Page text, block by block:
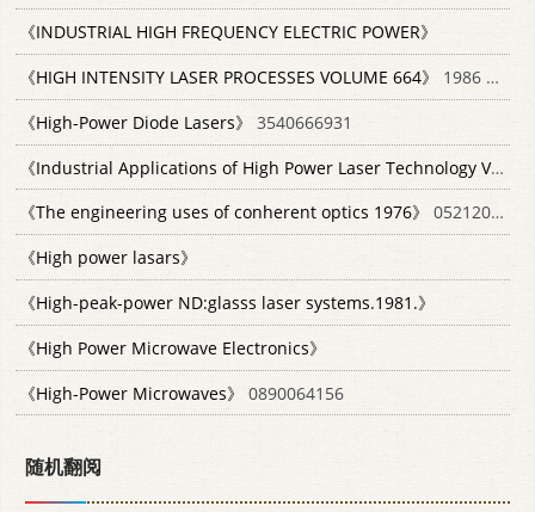
《INDUSTRIAL HIGH FREQUENCY ELECTRIC POWER》
《HIGH INTENSITY LASER PROCESSES VOLUME 664》
1986 0892526998
《High-Power Diode Lasers》
3540666931
《Industrial Applications of High Power Laser Technology Vol.86 1976.》
《The engineering uses of conherent optics 1976》
0521208793
《High power lasars》
《High-peak-power ND:glasss laser systems.1981.》
《High Power Microwave Electronics》
《High-Power Microwaves》
0890064156
随机翻阅